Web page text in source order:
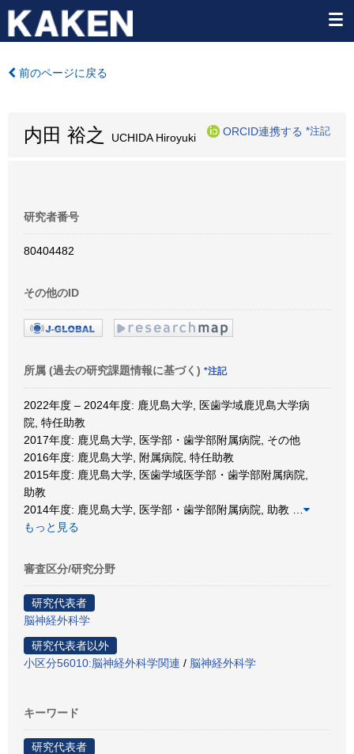
前のページに戻る
内田 裕之 UCHIDA Hiroyuki
ORCID連携する *注記
研究者番号
80404482
その他のID
所属 (過去の研究課題情報に基づく) *注記
2022年度 – 2024年度: 鹿児島大学, 医歯学域鹿児島大学病
院, 特任助教
2017年度: 鹿児島大学, 医学部・歯学部附属病院, その他
2016年度: 鹿児島大学, 附属病院, 特任助教
2015年度: 鹿児島大学, 医歯学域医学部・歯学部附属病院,
助教
2014年度: 鹿児島大学, 医学部・歯学部附属病院, 助教
もっと見る
審査区分/研究分野
研究代表者
脳神経外科学
研究代表者以外
小区分56010:脳神経外科学関連 / 脳神経外科学
キーワード
研究代表者